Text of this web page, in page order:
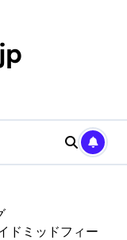
ドミッドフィー